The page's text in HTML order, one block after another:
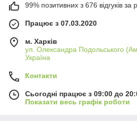
99% позитивних з 676 відгуків за
Працює з 07.03.2020
м. Харків
ул. Олександра Подольського
Україна
Контакти
Сьогодні працює з 09:00 до
Показати весь графік роботи